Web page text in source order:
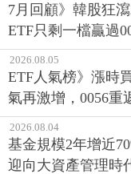
7月回顧》韓股狂
ETF只剩一檔贏過
2026.08.05
ETF人氣榜》漲時
氣再激增，0056重
2026.08.04
基金規模2年增近
迎向大資產管理時